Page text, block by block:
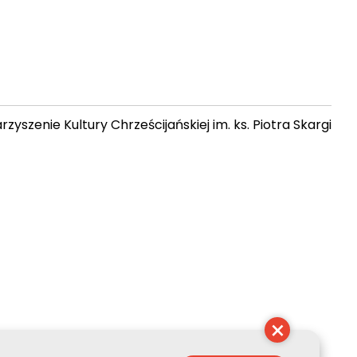
Kultury Chrześcijańskiej im. ks. Piotra Skargi
×